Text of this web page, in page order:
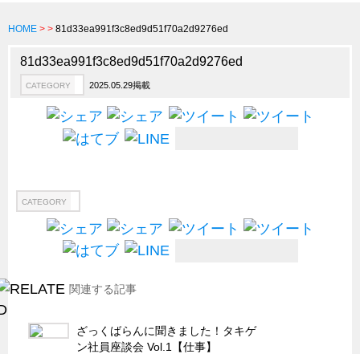
モニターアーム
CATEGORY ソリューション
省力化製品
配電盤・分電盤・キュービクル
ロボット・自動化装置関連
EV・PHEV充電器関連
HOME > > 81d33ea991f3c8ed9d51f70a2d9276ed
81d33ea991f3c8ed9d51f70a2d9276ed
CATEGORY 2025.05.29掲載
CATEGORY
関連する記事
ざっくばらんに聞きました！タキゲ
ン社員座談会 Vol.1【仕事】